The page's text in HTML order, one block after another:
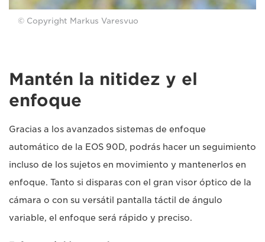
© Copyright Markus Varesvuo
Mantén la nitidez y el
enfoque
Gracias a los avanzados sistemas de enfoque
automático de la EOS 90D, podrás hacer un seguimiento
incluso de los sujetos en movimiento y mantenerlos en
enfoque. Tanto si disparas con el gran visor óptico de la
cámara o con su versátil pantalla táctil de ángulo
variable, el enfoque será rápido y preciso.